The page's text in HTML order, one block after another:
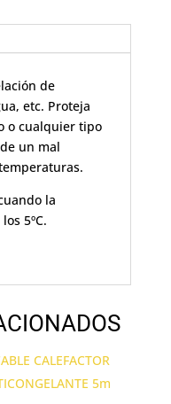
de
etc. Proteja
o cualquier tipo
un mal
la
5ºC.